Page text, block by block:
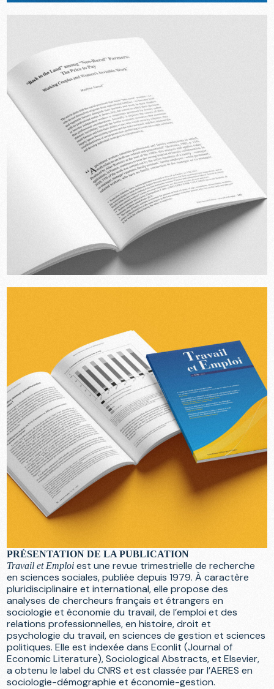
PRÉSENTATION DE LA PUBLICATION
Travail et Emploi est une revue trimestrielle de recherche
en sciences sociales, publiée depuis 1979. À caractère
pluridisciplinaire et international, elle propose des
analyses de chercheurs français et étrangers en
sociologie et économie du travail, de l’emploi et des
relations professionnelles, en histoire, droit et
psychologie du travail, en sciences de gestion et sciences
politiques. Elle est indexée dans Econlit (Journal of
Economic Literature), Sociological Abstracts, et Elsevier,
a obtenu le label du CNRS et est classée par l’AERES en
sociologie-démographie et économie-gestion.